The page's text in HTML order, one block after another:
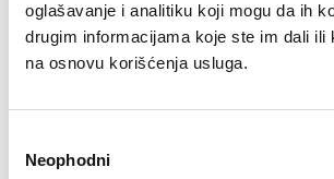
oglašavanje i analitiku koji mogu da ih
drugim informacijama koje ste im dali ili
na osnovu korišćenja usluga.
сагласности
Neophodni